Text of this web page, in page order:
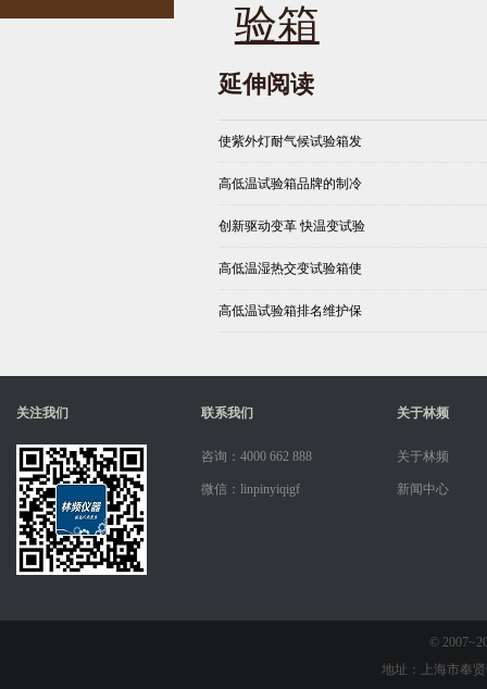
验箱
延伸阅读
使紫外灯耐气候试验箱发
高低温试验箱品牌的制冷
创新驱动变革 快温变试验
高低温湿热交变试验箱使
高低温试验箱排名维护保
关注我们 联系我们
咨询：4000 662 888
微信：linpinyiqigf
关于林频
关于林频
新闻中心
©
地址：上海市奉